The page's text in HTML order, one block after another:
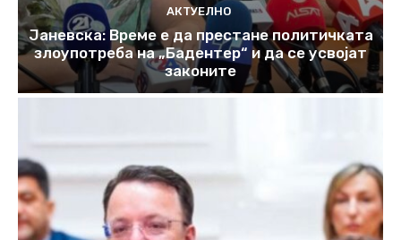
АКТУЕЛНО
Јаневска: Време е да престане политичката
злоупотреба на „Бадентер“ и да се усвојат
законите